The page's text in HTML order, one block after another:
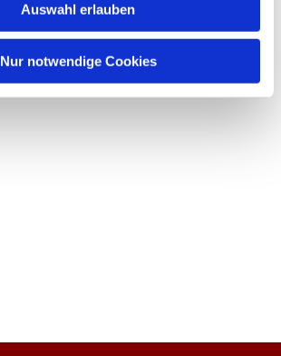
Auswahl erlauben
Nur notwendige Cookies